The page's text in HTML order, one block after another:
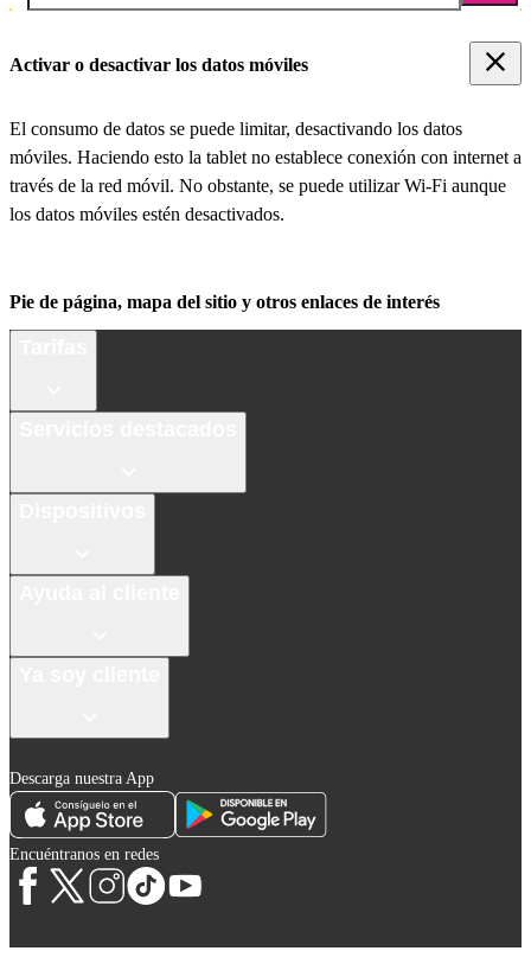
Activar o desactivar los datos móviles
El consumo de datos se puede limitar, desactivando los datos
móviles. Haciendo esto la tablet no establece conexión con internet a
través de la red móvil. No obstante, se puede utilizar Wi-Fi aunque
los datos móviles estén desactivados.
Pie de página, mapa del sitio y otros enlaces de interés
Descarga nuestra App
Encuéntranos en redes